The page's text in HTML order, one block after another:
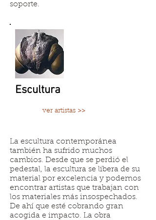
soporte.
Escultura
ver artistas >>
La escultura contemporánea
también ha sufrido muchos
cambios. Desde que se perdió el
pedestal, la escultura se libera de su
material por excelencia y podemos
encontrar artistas que trabajan con
los materiales más insospechados.
De ahí que esté cobrando gran
acogida e impacto. La obra